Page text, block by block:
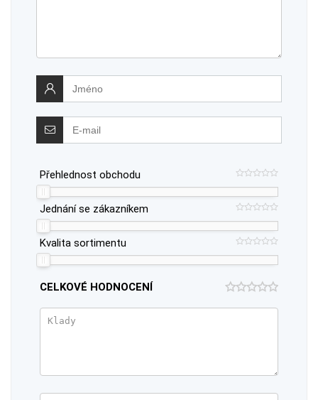
Přehlednost obchodu
Jednání se zákazníkem
Kvalita sortimentu
CELKOVÉ HODNOCENÍ